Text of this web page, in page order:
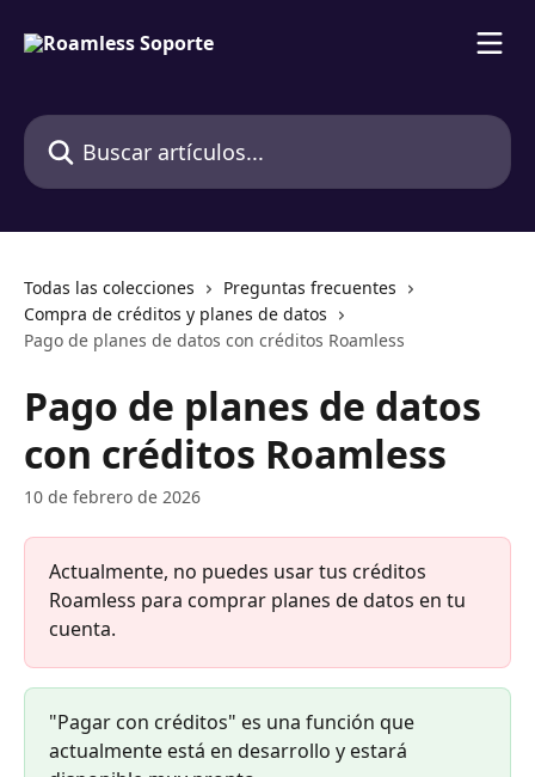
Buscar artículos...
Todas las colecciones
Preguntas frecuentes
Compra de créditos y planes de datos
Pago de planes de datos con créditos Roamless
Pago de planes de datos
con créditos Roamless
10 de febrero de 2026
Actualmente, no puedes usar tus créditos
Roamless para comprar planes de datos en tu
cuenta.
"Pagar con créditos" es una función que
actualmente está en desarrollo y estará